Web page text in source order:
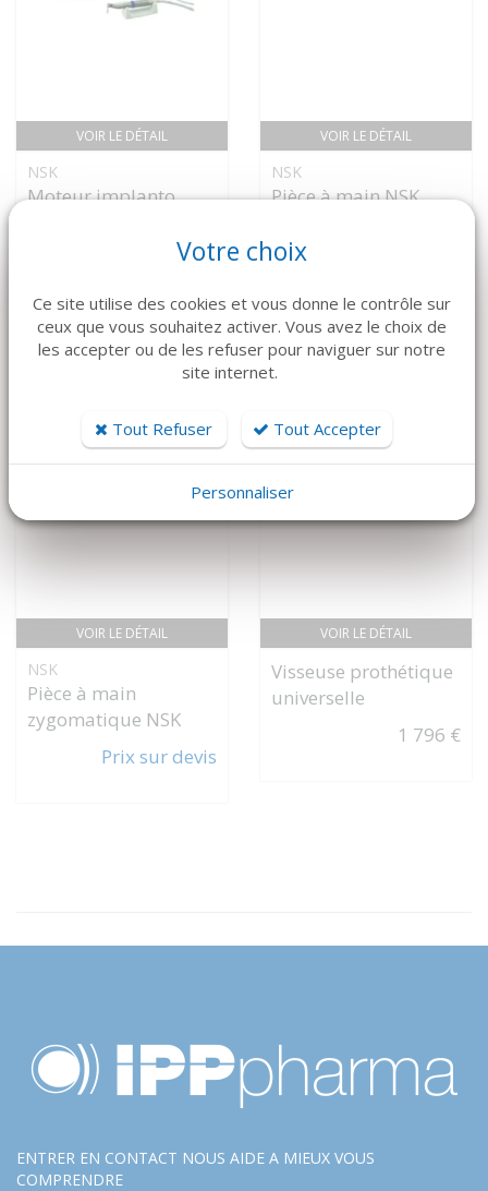
VOIR LE DÉTAIL
NSK
Moteur implanto.
VOIR LE DÉTAIL
NSK
Pièce à main NSK
VOIR LE DÉTAIL
NSK
Pièce à main
zygomatique NSK
Prix sur devis
VOIR LE DÉTAIL
Visseuse prothétique
universelle
1 796 €
ENTRER EN CONTACT NOUS AIDE A MIEUX VOUS
COMPRENDRE
Votre choix
Ce site utilise des cookies et vous donne le contrôle sur
ceux que vous souhaitez activer. Vous avez le choix de
les accepter ou de les refuser pour naviguer sur notre
site internet.
Tout Refuser Tout Accepter
Personnaliser